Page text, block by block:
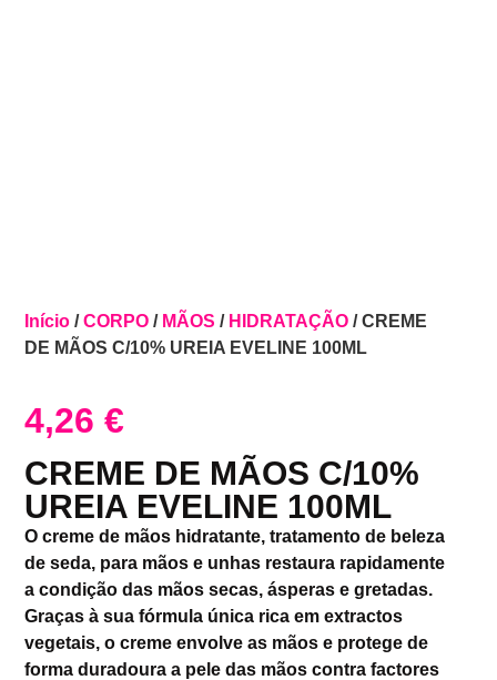
Início /CORPO / MÃOS / HIDRATAÇÃO / CREME
DE MÃOS C/10% UREIA EVELINE 100ML
4,26€
CREME DE MÃOS C/10%
UREIA EVELINE 100ML
O creme de mãos hidratante, tratamento de beleza
de seda, para mãos e unhas restaura rapidamente
a condição das mãos secas, ásperas e gretadas.
Graças à sua fórmula única rica em extractos
vegetais, o creme envolve as mãos e protege de
forma duradoura a pele das mãos contra factores